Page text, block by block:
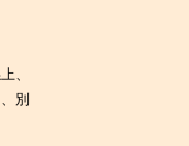
、
別